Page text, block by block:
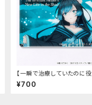
【一瞬で治療していたのに
と追放された天才治癒師、闇
ラーとして楽しく生きる】アク
¥700